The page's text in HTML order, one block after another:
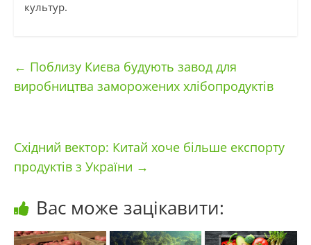
культур.
← Поблизу Києва будують завод для
виробництва заморожених хлібопродуктів
Східний вектор: Китай хоче більше експорту
продуктів з України →
Вас може зацікавити: